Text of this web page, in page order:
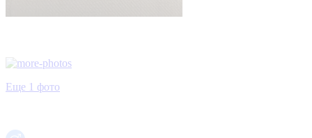
Еще 1 фото